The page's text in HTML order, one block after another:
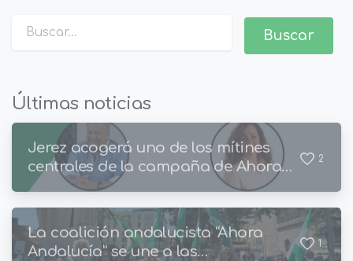
Buscar:
Últimas noticias
Jerez acogerá uno de los mítines
centrales de la campaña de Ahora
Andalucía
2
La coalición andalucista “Ahora
Andalucía” se une a las
1